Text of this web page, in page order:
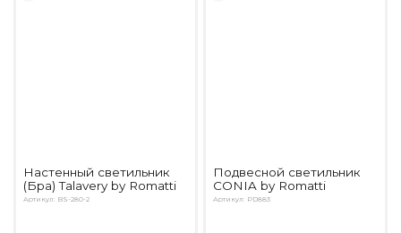
Настенный светильник
(Бра) Talavery by Romatti
Артикул: BS-280-2
Подвесной светильник
CONIA by Romatti
Артикул: PD883